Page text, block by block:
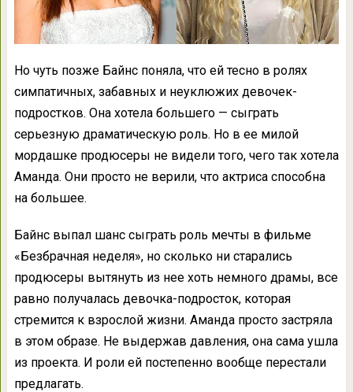
Но чуть позже Байнс поняла, что ей тесно в ролях
симпатичных, забавных и неуклюжих девочек-
подростков. Она хотела большего — сыграть
серьезную драматическую роль. Но в ее милой
мордашке продюсеры не видели того, чего так хотела
Аманда. Они просто не верили, что актриса способна
на большее.
Байнс выпал шанс сыграть роль мечты в фильме
«Безбрачная неделя», но сколько ни старались
продюсеры вытянуть из нее хоть немного драмы, все
равно получалась девочка-подросток, которая
стремится к взрослой жизни. Аманда просто застряла
в этом образе. Не выдержав давления, она сама ушла
из проекта. И роли ей постепенно вообще перестали
предлагать.